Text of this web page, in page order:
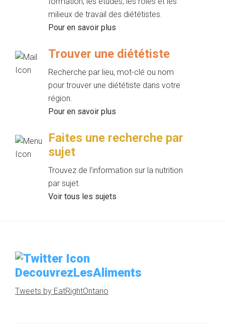
milieux de travail des diététistes.
Pour en savoir plus
Trouver une diététiste
Recherche par lieu, mot-clé ou nom
pour trouver une diététiste dans votre
région.
Pour en savoir plus
Faites une recherche par
sujet
Trouvez de l’information sur la nutrition
par sujet.
Voir tous les sujets
DecouvrezLesAliments
Tweets by EatRightOntario